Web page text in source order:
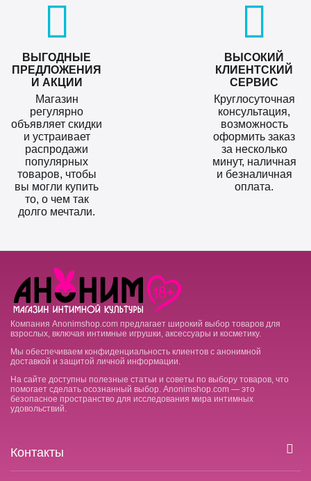
ВЫГОДНЫЕ
ПРЕДЛОЖЕНИЯ
И АКЦИИ
Магазин
регулярно
объявляет скидки
и устраивает
распродажи
популярных
товаров, чтобы
вы могли купить
то, о чем так
долго мечтали.
ВЫСОКИЙ
КЛИЕНТСКИЙ
СЕРВИС
Круглосуточная
консультация,
возможность
оформить заказ
за несколько
минут, наличная
и безналичная
оплата.
Компания Anonimshop.com предлагает широкий выбор товаров для
взрослых, включая интимные игрушки, аксессуары и косметику.
Мы обеспечиваем конфиденциальность клиентов с анонимной
доставкой и защитой личной информации.
На сайте доступны полезные статьи и советы по выбору товаров, что
помогает сделать осознанный выбор. Anonimshop.com — это
безопасное пространство для исследования мира интимных
удовольствий.
Контакты